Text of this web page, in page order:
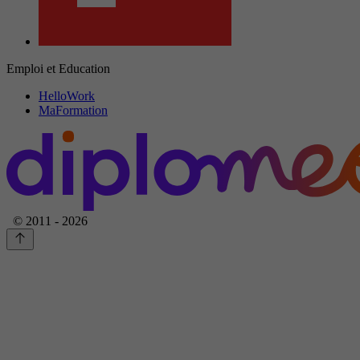
Emploi et Education
HelloWork
MaFormation
© 2011 - 2026